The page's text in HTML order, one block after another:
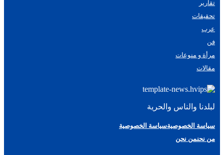
تقارير
تحقيقات
عرب
فن
مرأة و منوعات
مقالات
لبلدنا والناس والحرية
سياسة الخصوصيةسياسة الخصوصية
من نحنمن نحن